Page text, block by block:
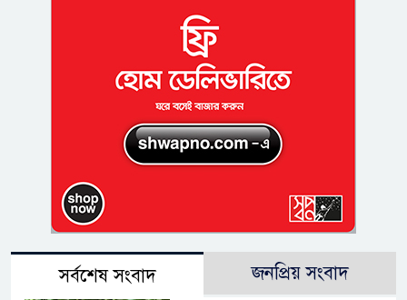
সর্বশেষ সংবাদ জনপ্রিয় সংবাদ